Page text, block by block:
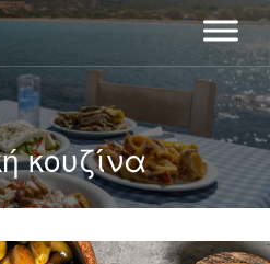
κουζίνα